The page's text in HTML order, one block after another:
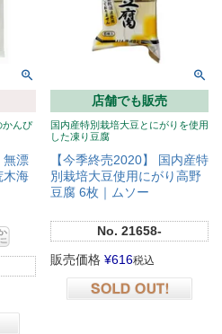
かんぴ
無漂
木海
店舗でも販売
国内産特別栽培大豆とにがりを使用
した凍り豆腐
【今季終売2020】 国内産特
別栽培大豆使用にがり高野
豆腐 6枚｜ムソー
No. 21658-
販売価格 ¥616税込